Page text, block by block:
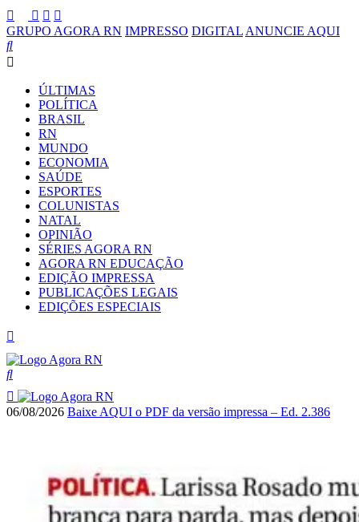
GRUPO AGORA RN IMPRESSO DIGITAL ANUNCIE AQUI
ÚLTIMAS
POLÍTICA
BRASIL
RN
MUNDO
ECONOMIA
SAÚDE
ESPORTES
COLUNISTAS
NATAL
OPINIÃO
SÉRIES AGORA RN
AGORA RN EDUCAÇÃO
EDIÇÃO IMPRESSA
PUBLICAÇÕES LEGAIS
EDIÇÕES ESPECIAIS
06/08/2026 Baixe AQUI o PDF da versão impressa – Ed. 2.386